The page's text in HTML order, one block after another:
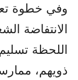
وفي خطوة
الانتفاضة
اللحظة
ذويهم،